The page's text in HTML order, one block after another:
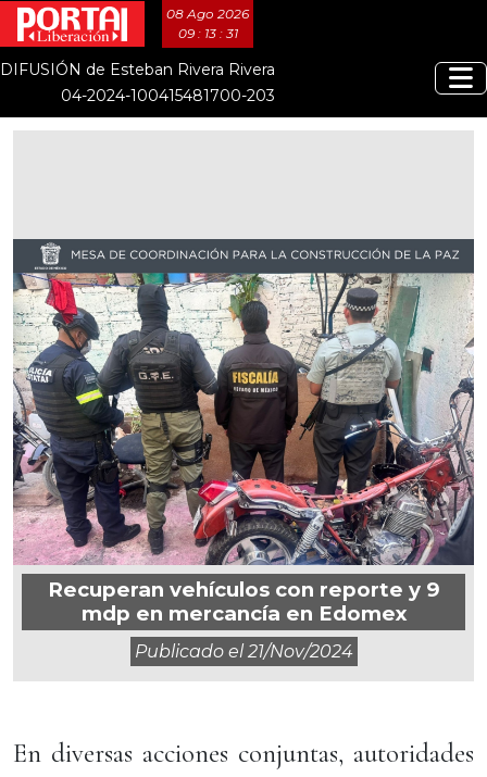
08 Ago 2026
09 : 13 : 32
DIFUSIÓN de Esteban Rivera Rivera
04-2024-100415481700-203
Recuperan vehículos con reporte y 9
mdp en mercancía en Edomex
Publicado el21/nov/2024
En diversas acciones conjuntas, autoridades